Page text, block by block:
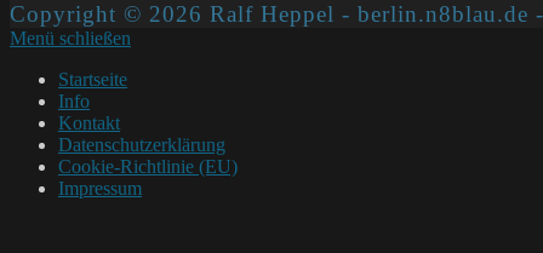
Copyright © 2026 Ralf Heppel - berlin.n8blau.de
Menü schließen
Startseite
Info
Kontakt
Datenschutzerklärung
Cookie-Richtlinie (EU)
Impressum